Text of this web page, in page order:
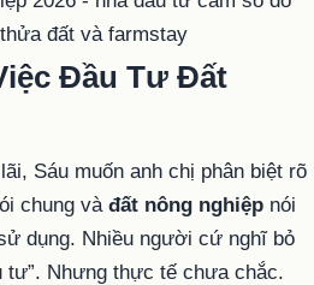
Đầu Tư Đất
Sáu muốn anh chị phân biệt rõ
chung và đất nông nghiệp nói
dụng. Nhiều người cứ nghĩ bỏ
tư”. Nhưng thực tế chưa chắc.